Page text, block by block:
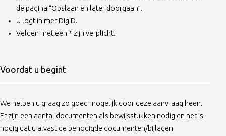
de pagina “Opslaan en later doorgaan”.
U logt in met DigiD.
Velden met een * zijn verplicht.
Voordat u begint
We helpen u graag zo goed mogelijk door deze aanvraag heen.
Er zijn een aantal documenten als bewijsstukken nodig en het is
nodig dat u alvast de benodigde documenten/bijlagen